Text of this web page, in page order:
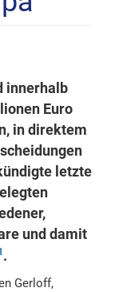
innerhalb
Euro
in direktem
letzte
und damit
.
Gerloff,